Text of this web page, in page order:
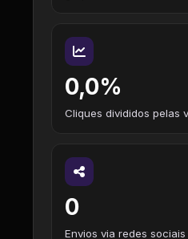
0,0%
Cliques divididos pelas
0
Envios via redes